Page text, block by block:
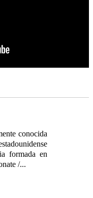
conocida
formada en
/...